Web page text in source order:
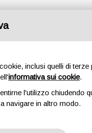
inclusi quelli di
informativa sui cookie.
l'utilizzo chiudendo
navigare in altro modo.